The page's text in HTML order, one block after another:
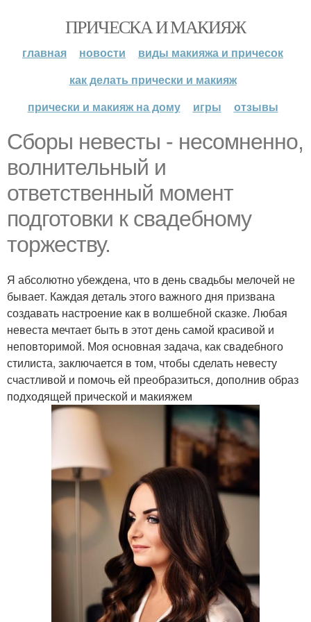
ПРИЧЕСКА И МАКИЯЖ
главная новости
виды макияжа и причесок
как делать прически и макияж
прически и макияж на дому
игры отзывы
Сборы невесты - несомненно,
волнительный и
ответственный момент
подготовки к свадебному
торжеству.
Я абсолютно убеждена, что в день свадьбы мелочей не
бывает. Каждая деталь этого важного дня призвана
создавать настроение как в волшебной сказке. Любая
невеста мечтает быть в этот день самой красивой и
неповторимой. Моя основная задача, как свадебного
стилиста, заключается в том, чтобы сделать невесту
счастливой и помочь ей преобразиться, дополнив образ
подходящей прической и макияжем